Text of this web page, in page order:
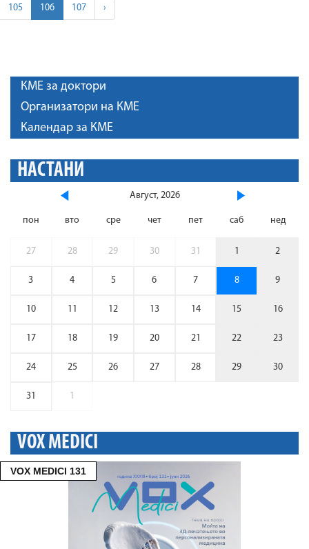
105 106 107 ›
КМЕ за доктори
Организатори на КМЕ
Календар за КМЕ
НАСТАНИ
Август, 2026
пон вто сре чет пет саб нед
27 28 29 30 31 1 2
3 4 5 6 7 8 9
10 11 12 13 14 15 16
17 18 19 20 21 22 23
24 25 26 27 28 29 30
31 1
VOX MEDICI
VOX MEDICI 131